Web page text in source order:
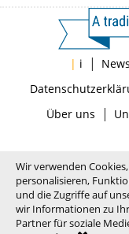
| i | News
Über uns |
Wir verwenden
personalisieren,
und die Zugriffe auf
wir Informationen zu
Partner für soziale